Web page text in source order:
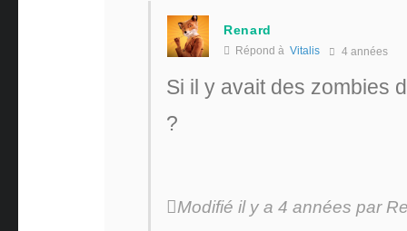
Renard
Répond à Vitalis 4 années
Si il y avait des zombies
?
Modifié il y a 4 années par